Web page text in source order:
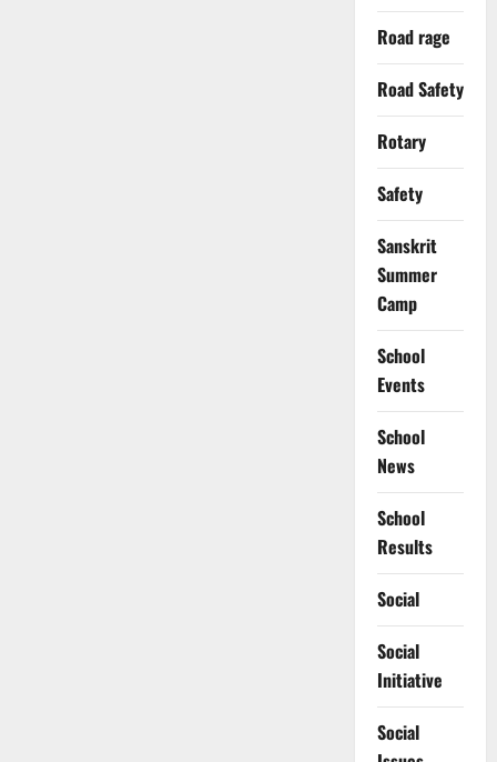
Road rage
Road Safety
Rotary
Safety
Sanskrit
Summer
Camp
School
Events
School
News
School
Results
Social
Social
Initiative
Social